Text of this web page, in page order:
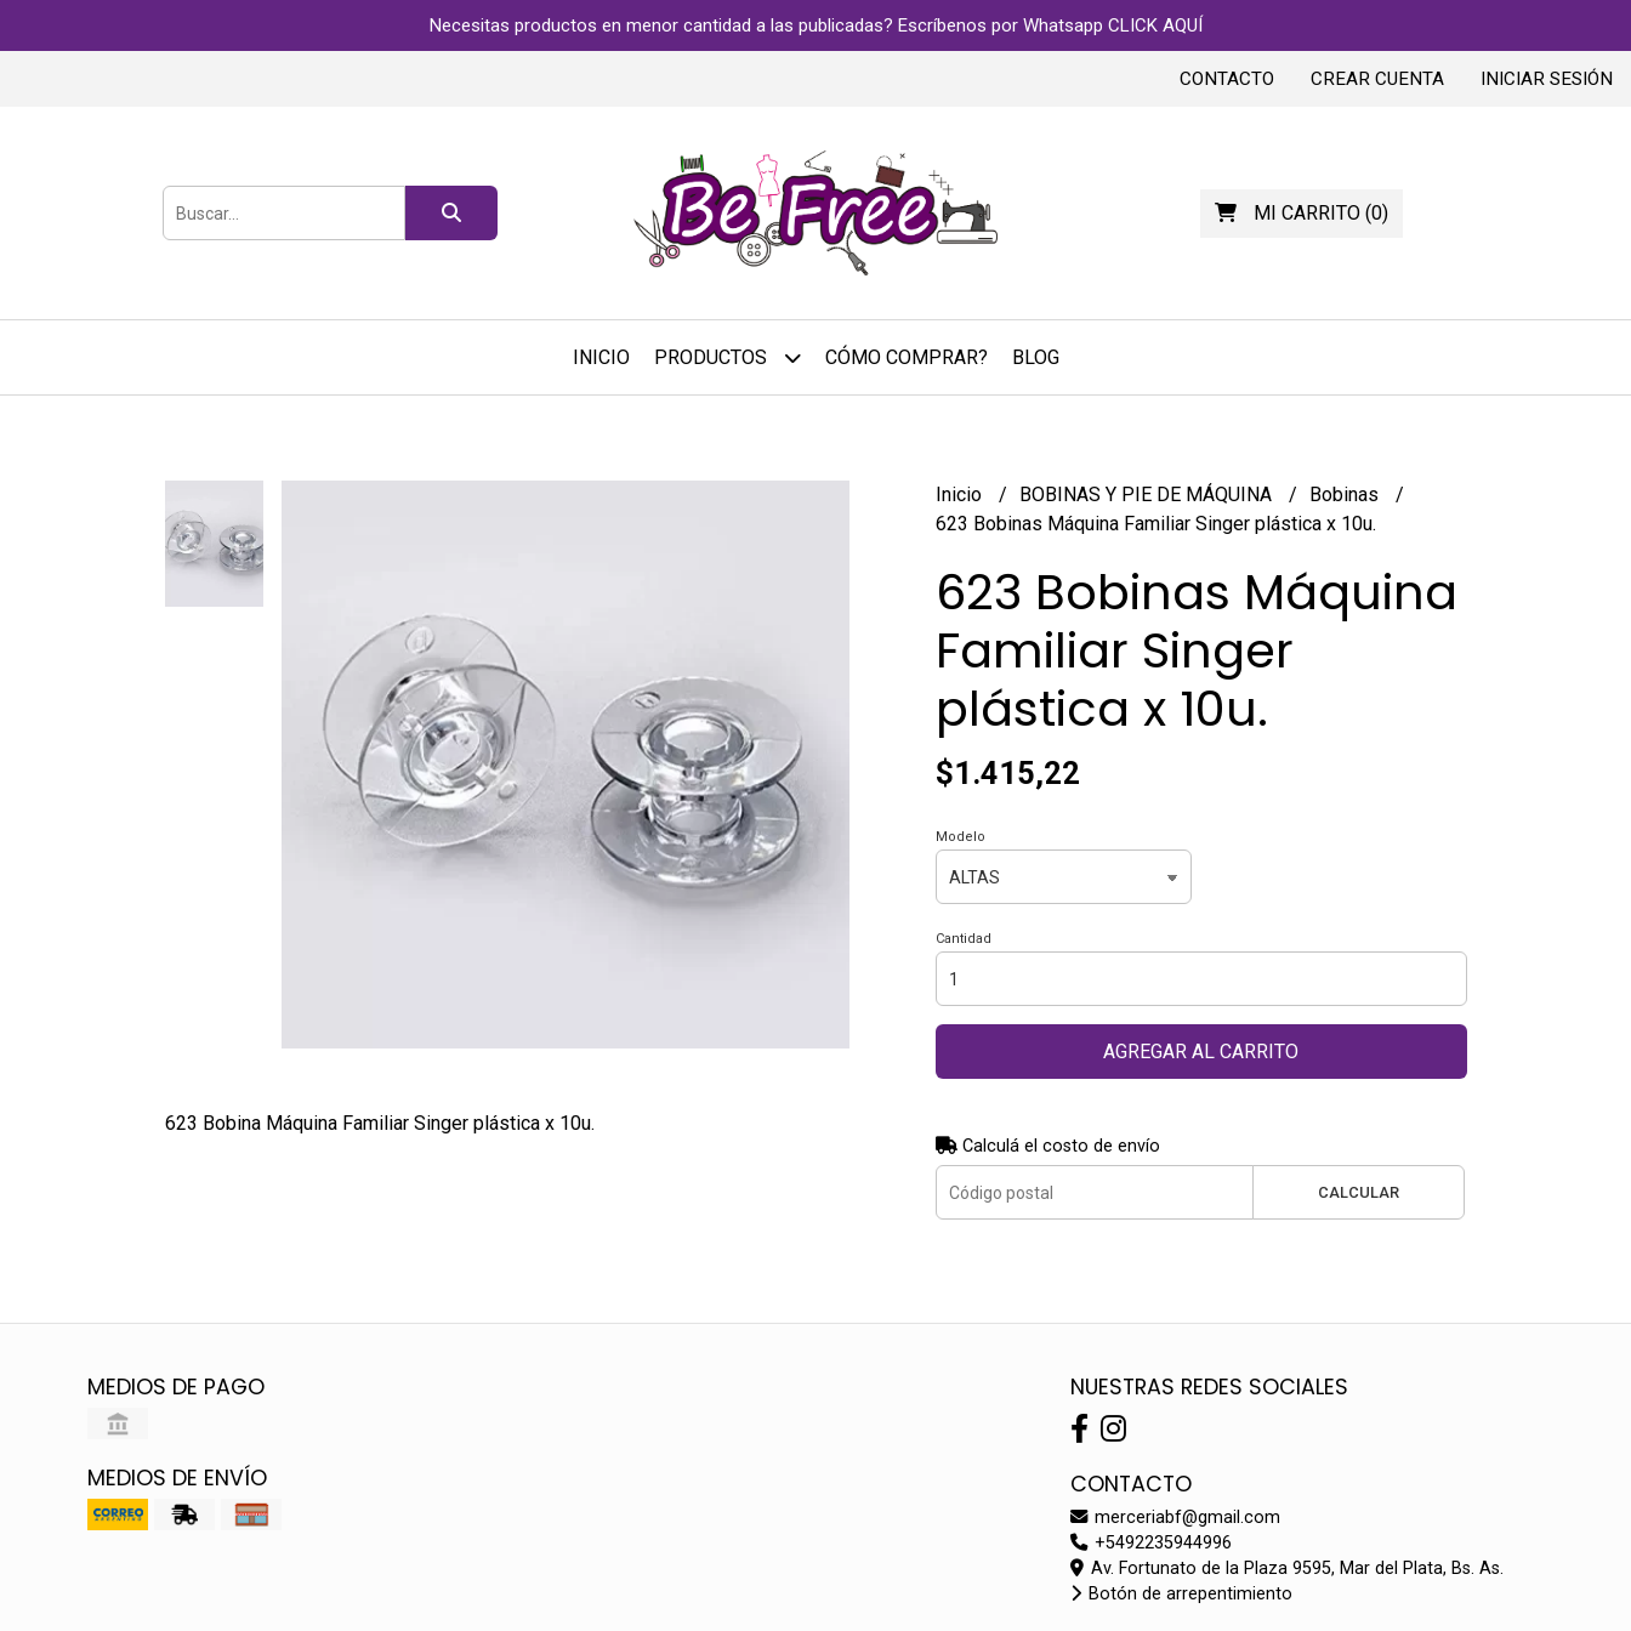
Necesitas productos en menor cantidad a las publicadas? Escríbenos por Whatsapp CLICK AQUÍ
CONTACTO CREAR CUENTA INICIAR SESIÓN
MI CARRITO(0)
INICIO PRODUCTOS CÓMO COMPRAR? BLOG
623 Bobina Máquina Familiar Singer plástica x 10u.
Inicio BOBINAS Y PIE DE MÁQUINA
Bobinas
623 Bobinas Máquina Familiar Singer plástica x 10u.
623 Bobinas Máquina
Familiar Singer
plástica x 10u.
$1.415,22
Modelo
Cantidad
AGREGAR AL CARRITO
Calculá el costo de envío
CALCULAR
MEDIOS DE PAGO
MEDIOS DE ENVÍO
NUESTRAS REDES SOCIALES
CONTACTO
merceriabf@gmail.com
+5492235944996
Av. Fortunato de la Plaza 9595, Mar del Plata, Bs. As.
Botón de arrepentimiento